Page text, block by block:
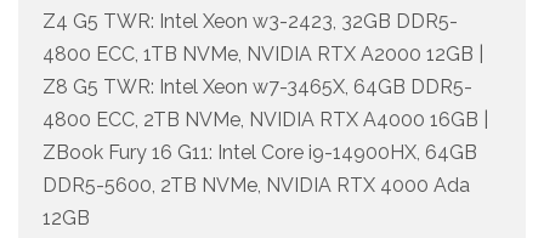
Z4 G5 TWR: Intel Xeon w3-2423, 32GB DDR5-
4800 ECC, 1TB NVMe, NVIDIA RTX A2000 12GB |
Z8 G5 TWR: Intel Xeon w7-3465X, 64GB DDR5-
4800 ECC, 2TB NVMe, NVIDIA RTX A4000 16GB |
ZBook Fury 16 G11: Intel Core i9-14900HX, 64GB
DDR5-5600, 2TB NVMe, NVIDIA RTX 4000 Ada
12GB